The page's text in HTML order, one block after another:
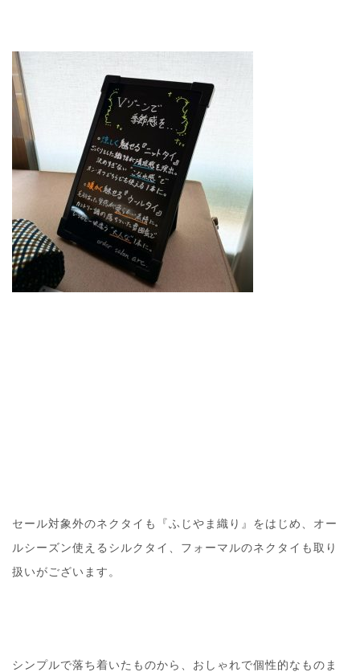
セール対象外のネクタイも『ふじやま織り』をはじめ、オー
ルシーズン使えるシルクタイ、フォーマルのネクタイも取り
扱いがございます。
シンプルで落ち着いたものから、おしゃれで個性的なものま